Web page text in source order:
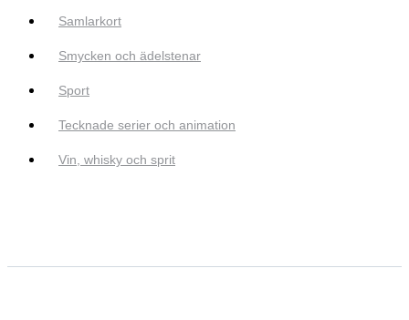
Samlarkort
Smycken och ädelstenar
Sport
Tecknade serier och animation
Vin, whisky och sprit